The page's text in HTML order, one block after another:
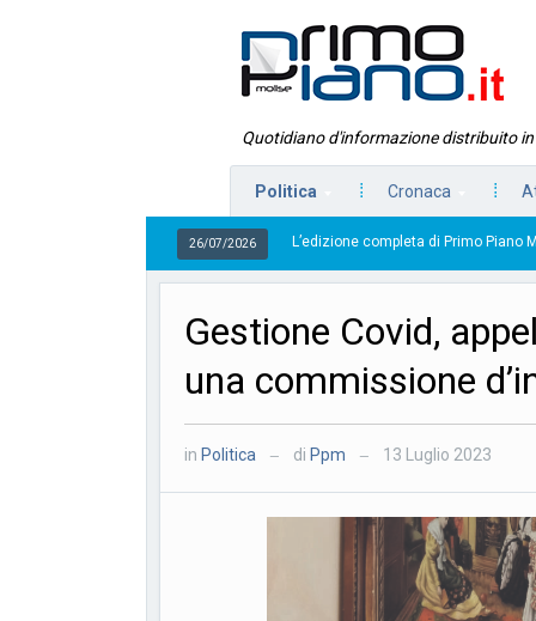
Quotidiano d'informazione distribuito
Politica Cronaca
L’edizione completa di Primo Piano Molise del 26
Gestione Covid,
una commissione
in Politica — di Ppm — 13 Luglio 2023